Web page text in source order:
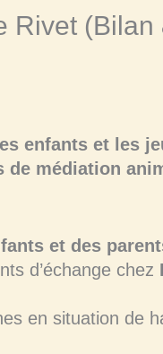
Rivet (Bilan
enfants et les
médiation
et des
d’échange chez
en situation de